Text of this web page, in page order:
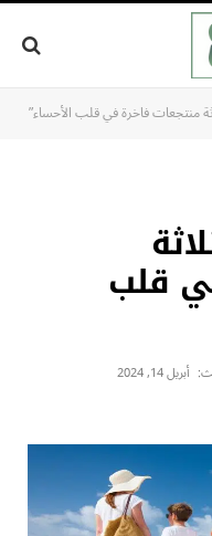
منتجعات فاخرة في قلب الأحساء”
قلب
أبريل 14, 2024